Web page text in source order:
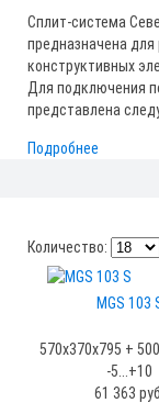
Сплит-система
предназначена
конструктивных
Для подключения
представлена
Подробнее
Количество:
MGS 103
570x370x795 +
-5...+10
61 363 руб.